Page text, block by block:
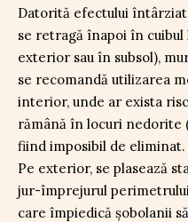
Datorită efectului
se retragă înapoi în
exterior sau în subsol),
se recomandă utilizarea
interior, unde ar exista
rămână în locuri nedorite
fiind imposibil de eliminat.
Pe exterior, se plasează
jur-împrejurul
care împiedică șobolanii